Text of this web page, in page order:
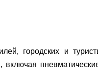
городских и